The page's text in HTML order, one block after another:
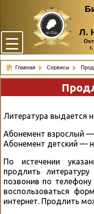
Л.
Главная Сервисы
Литература выдается
Абонемент взрослый —
Абонемент детский —
По истечении
продлить
позвонив по
воспользоваться
интернет. Продлить